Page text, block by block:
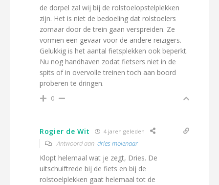
de dorpel zal wij bij de rolstoelopstelplekken
zijn. Het is niet de bedoeling dat rolstoelers
zomaar door de trein gaan verspreiden. Ze
vormen een gevaar voor de andere reizigers.
Gelukkig is het aantal fietsplekken ook beperkt.
Nu nog handhaven zodat fietsers niet in de
spits of in overvolle treinen toch aan boord
proberen te dringen.
0
Rogier de Wit 4 jaren geleden
Antwoord aan dries molenaar
Klopt helemaal wat je zegt, Dries. De
uitschuiftrede bij de fiets en bij de
rolstoelplekken gaat helemaal tot de